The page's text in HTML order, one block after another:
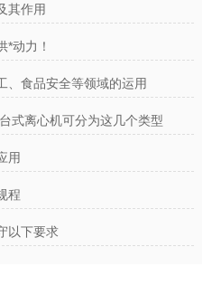
其作用
*动力！
、食品安全等领域的运用
式离心机可分为这几个类型
用
程
以下要求